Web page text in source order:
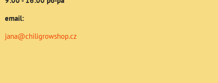
email:
jana@chiligrowshop.cz